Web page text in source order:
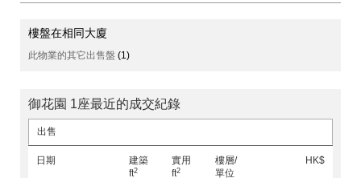
樓盤在相同大廈
此物業的其它出售盤 (1)
御花園 1座最近的成交紀錄
出售
日期
建築
ft2
實用
ft2
樓層/
單位
HK$